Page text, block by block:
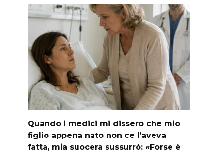
Quando i medici mi dissero che mio
figlio appena nato non ce l’aveva
fatta, mia suocera sussurrò: «Forse è